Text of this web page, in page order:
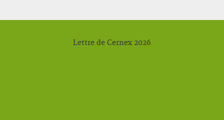
Lettre de Cernex 2026